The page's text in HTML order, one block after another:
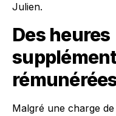
Julien.
Des heures
Malgré une charge